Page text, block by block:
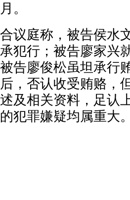
月。
合议庭称，被告侯水
承犯行；被告廖家兴
被告廖俊松虽坦承行
后，否认收受贿赂，
述及相关资料，足认
的犯罪嫌疑均属重大。